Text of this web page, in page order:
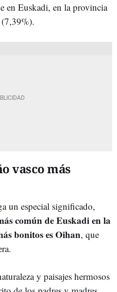
en Euskadi, en la provincia
vasco más
un especial significado,
común de Euskadi en la
bonitos es Oihan, que
y paisajes hermosos